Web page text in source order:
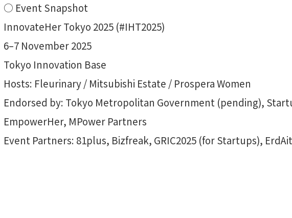
○ Event Snapshot
InnovateHer Tokyo 2025 (#IHT2025)
6–7 November 2025
Tokyo Innovation Base
Hosts: Fleurinary / Mitsubishi Estate / Prospera Women
Endorsed by: Tokyo Metropolitan Government (pending),
EmpowerHer, MPower Partners
Event Partners: 81plus, Bizfreak, GRIC2025 (for Startups),